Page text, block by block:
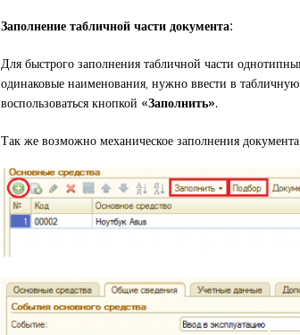
Заполнение табличной части документа:
Для быстрого заполнения табличной части
одинаковые наименования, нужно ввести в
воспользоваться кнопкой «Заполнить».
Так же возможно механическое заполнения